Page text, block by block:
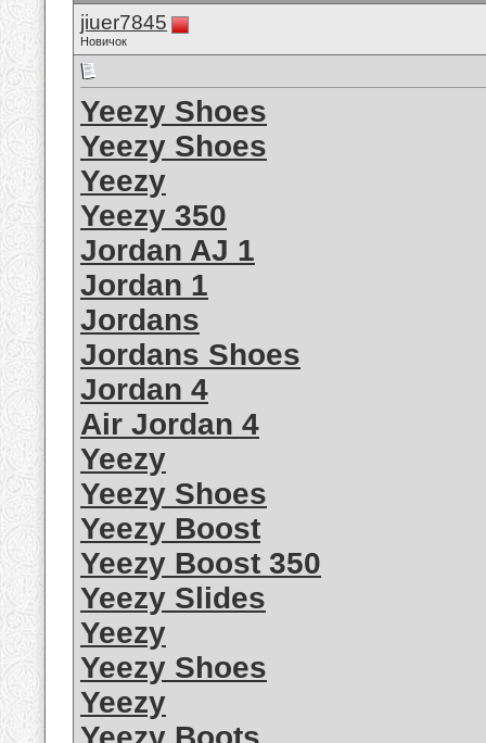
jiuer7845
Новичок
Yeezy Shoes
Yeezy Shoes
Yeezy
Yeezy 350
Jordan AJ 1
Jordan 1
Jordans
Jordans Shoes
Jordan 4
Air Jordan 4
Yeezy
Yeezy Shoes
Yeezy Boost
Yeezy Boost 350
Yeezy Slides
Yeezy
Yeezy Shoes
Yeezy